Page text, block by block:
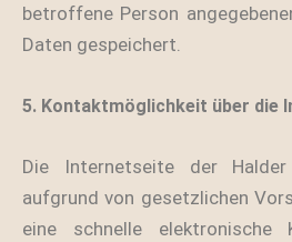
betroffene Person
Daten gespeichert.
5. Kontaktmöglichkeit über die
Die Internetseite der
aufgrund von gesetzlichen
eine schnelle elektronische